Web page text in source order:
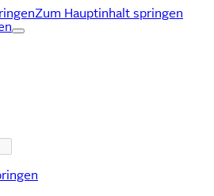
Zum Hauptinhalt springen